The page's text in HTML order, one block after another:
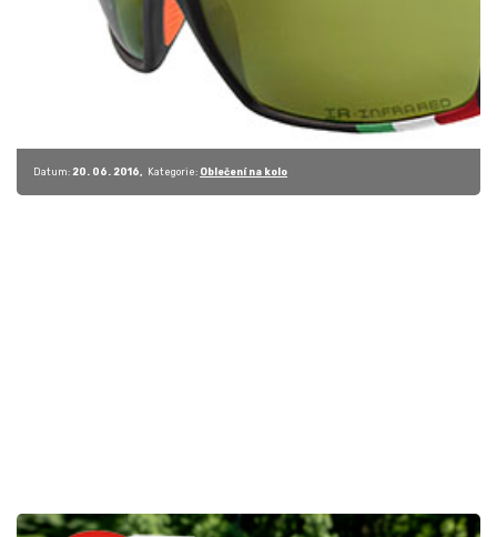
Datum: 20. 06. 2016 Kategorie: Oblečení na kolo